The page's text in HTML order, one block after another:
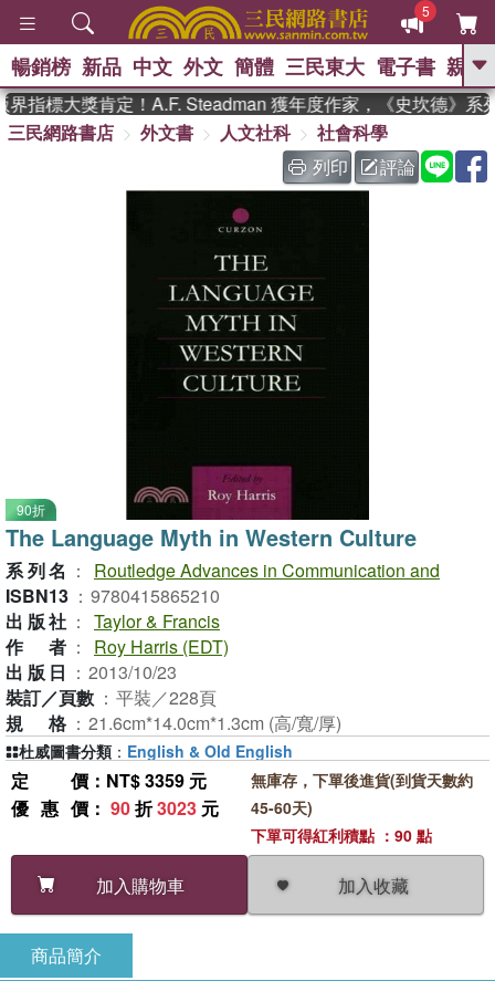
5
GO
熱搜： 東野圭吾 、 The Odyssey
、 如果歷史是一群喵 、 暑期
國際布克獎 臺灣漫遊錄 、 方
念華
孩：黎曼猜想
暢銷榜 新品 中文 外文 簡體 三民東大 電子書 親子
指標大獎肯定！A.F. Steadman 獲年度作家，《史坎德》系列
三民網路書店
外文書 人文社科
社會科學
列印
評論
90折
The Language Myth in Western Culture
系列名 ：
Routledge Advances in Communication and
ISBN13 ： 9780415865210
出版社 ： Taylor & Francis
作者 ：
Roy Harris (EDT)
出版日 ： 2013/10/23
裝訂／頁數 ： 平裝／228頁
規格 ： 21.6cm*14.0cm*1.3cm (高/寬/厚)
定價 ：NT$ 3359 元
優惠價 ： 90折3023 元
加入購物車 加入收藏
無庫存，下單後進貨(到貨天數約
45-60天)
下單可得紅利積點 ：90 點
杜威圖書分類 ： English & Old English
商品簡介